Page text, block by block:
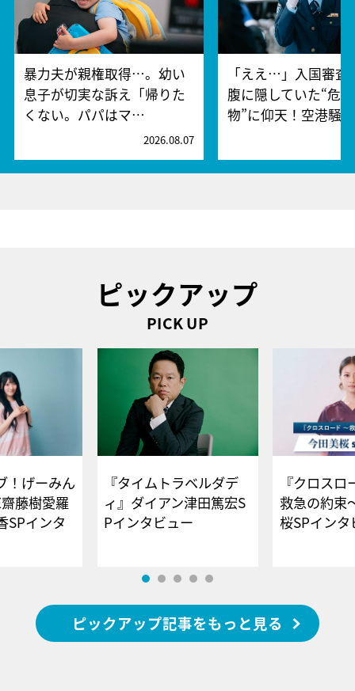
暴力夫が親権取得…。幼い
息子が切実な訴え「帰りた
くない。パパはマ…
2026.08.07
「ええ…」入国審査
腹に隠していた“危
物”に仰天！空港騒
ピックアップ
PICK UP
！げーみん
藤樹愛羅
SPインタ
『タイムトラベルダデ
ィ』ダイアン津田篤宏S
Pインタビュー
『クロス
救急の約束
桜SPイ
ピックアップ記事をもっと見る